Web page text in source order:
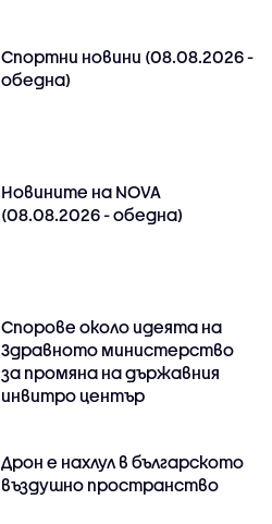
Спортни новини (08.08.2026 -
обедна)
Новините на NOVA
(08.08.2026 - обедна)
Спорове около идеята на
Здравното министерство
за промяна на държавния
инвитро център
Дрон е нахлул в българското
въздушно пространство